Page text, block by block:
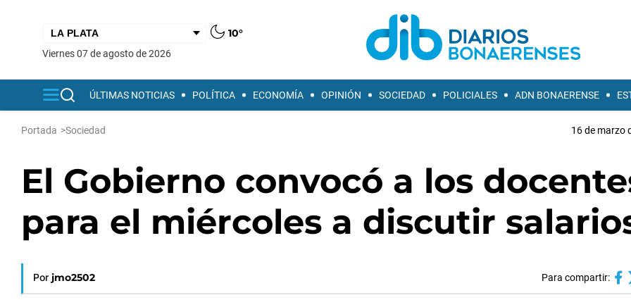
10°
viernes 07 de agosto de 2026
ÚLTIMAS NOTICIAS POLÍTICA ECONOMÍA OPINIÓN SOCIEDAD POLICIALES ADN BONAERENSE
Portada >Sociedad 16 de marzo
El Gobierno convocó a los
para el miércoles a discutir
Por jmo2502 Para compartir: